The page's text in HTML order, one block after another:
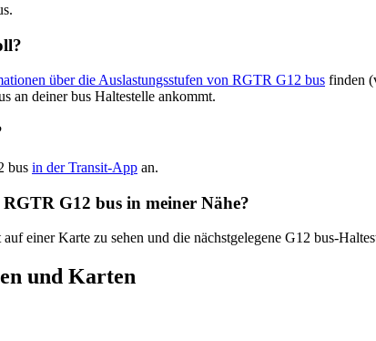
über die Auslastungsstufen von RGTR G12 bus finden
an deiner bus Haltestelle ankommt.
bus in der Transit-App an.
G12 bus in meiner Nähe?
einer Karte zu sehen und die nächstgelegene G12 bus-
und Karten